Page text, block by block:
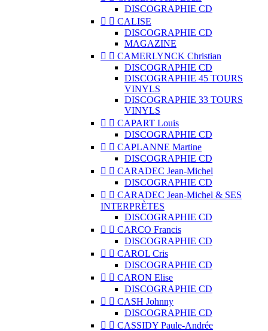
DISCOGRAPHIE CD
  CALISE
DISCOGRAPHIE CD
MAGAZINE
  CAMERLYNCK Christian
DISCOGRAPHIE CD
DISCOGRAPHIE 45 TOURS
VINYLS
DISCOGRAPHIE 33 TOURS
VINYLS
  CAPART Louis
DISCOGRAPHIE CD
  CAPLANNE Martine
DISCOGRAPHIE CD
  CARADEC Jean-Michel
DISCOGRAPHIE CD
  CARADEC Jean-Michel & SES
INTERPRÈTES
DISCOGRAPHIE CD
  CARCO Francis
DISCOGRAPHIE CD
  CAROL Cris
DISCOGRAPHIE CD
  CARON Elise
DISCOGRAPHIE CD
  CASH Johnny
DISCOGRAPHIE CD
  CASSIDY Paule-Andrée